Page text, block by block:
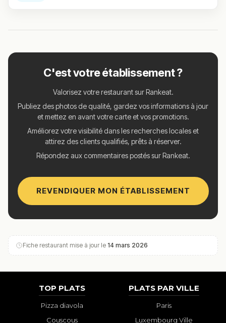
C'est votre établissement ?
Valorisez votre restaurant sur Rankeat.
Publiez des photos de qualité, gardez vos informations à jour
et mettez en avant votre carte et vos promotions.
Améliorez votre visibilité dans les recherches locales et
attirez des clients qualifiés, prêts à réserver.
Répondez aux commentaires postés sur Rankeat.
REVENDIQUER MON ÉTABLISSEMENT
Fiche restaurant mise à jour le 14 mars 2026
TOP PLATS
Pizza diavola
Couscous
PLATS PAR VILLE
Paris
Luxembourg Ville